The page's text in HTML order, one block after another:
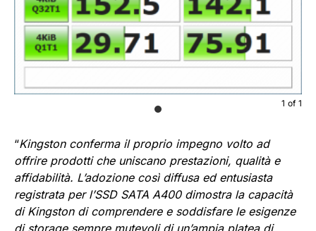
1 of 1
“Kingston conferma il proprio impegno volto ad
offrire prodotti che uniscano prestazioni, qualità e
affidabilità. L’adozione così diffusa ed entusiasta
registrata per l’SSD SATA A400 dimostra la capacità
di Kingston di comprendere e soddisfare le esigenze